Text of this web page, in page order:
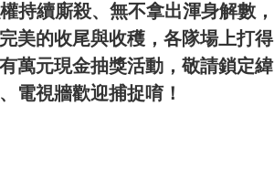
持續廝殺、無不拿出渾身解數，
美的收尾與收穫，各隊場上打得
萬元現金抽獎活動，敬請鎖定緯
電視牆歡迎捕捉唷！